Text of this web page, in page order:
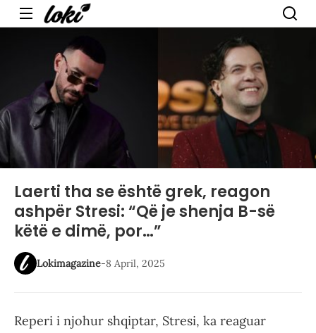
Menu
Laerti tha se është grek, reagon
ashpër Stresi: “Që je shenja B-së
këtë e dimë, por…”
Lokimagazine-8 April, 2025
Reperi i njohur shqiptar, Stresi, ka reaguar